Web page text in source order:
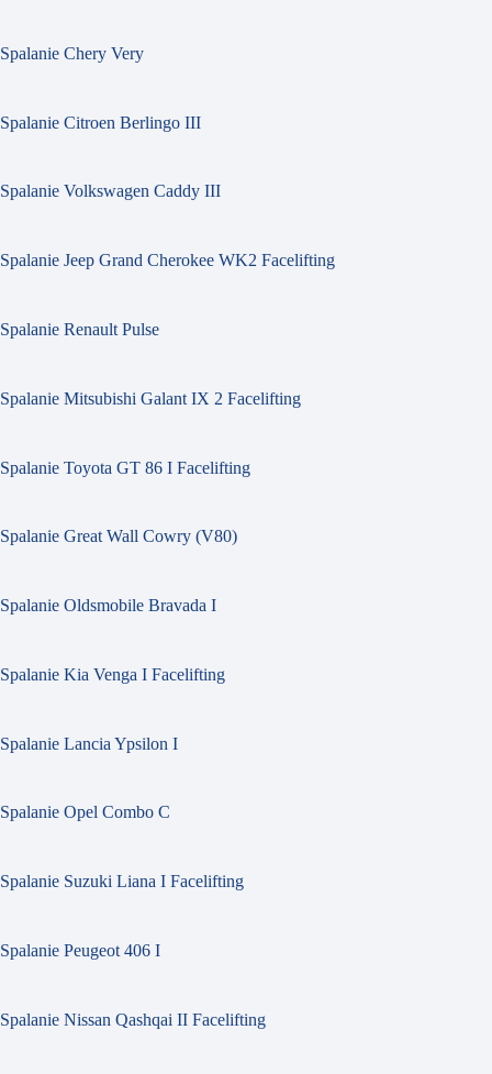
Spalanie Chery Very
Spalanie Citroen Berlingo III
Spalanie Volkswagen Caddy III
Spalanie Jeep Grand Cherokee WK2 Facelifting
Spalanie Renault Pulse
Spalanie Mitsubishi Galant IX 2 Facelifting
Spalanie Toyota GT 86 I Facelifting
Spalanie Great Wall Cowry (V80)
Spalanie Oldsmobile Bravada I
Spalanie Kia Venga I Facelifting
Spalanie Lancia Ypsilon I
Spalanie Opel Combo C
Spalanie Suzuki Liana I Facelifting
Spalanie Peugeot 406 I
Spalanie Nissan Qashqai II Facelifting